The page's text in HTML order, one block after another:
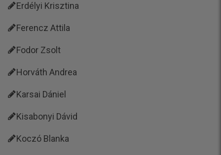
Erdélyi Krisztina
Ferencz Attila
Fodor Zsolt
Horváth Andrea
Karsai Dániel
Kisabonyi Dávid
Koczó Blanka